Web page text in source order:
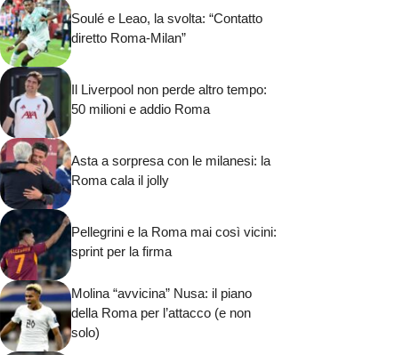
Soulé e Leao, la svolta: “Contatto
diretto Roma-Milan”
Il Liverpool non perde altro tempo:
50 milioni e addio Roma
Asta a sorpresa con le milanesi: la
Roma cala il jolly
Pellegrini e la Roma mai così vicini:
sprint per la firma
Molina “avvicina” Nusa: il piano
della Roma per l’attacco (e non
solo)